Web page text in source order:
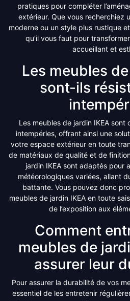
pratiques pour compléter
extérieur. Que vous recherchiez
moderne ou un style plus rustique
qu’il vous faut pour
accueillant et
Les meubles
sont-ils
Les meubles de jardin IKEA sont
intempéries, offrant ainsi une
votre espace extérieur en toute
de matériaux de qualité et de
jardin IKEA sont adaptés pour
météorologiques variées, allant
battante. Vous pouvez donc
meubles de jardin IKEA en toute
de l’exposition aux
Comment
meubles de
assurer leur
Pour assurer la durabilité de vos
essentiel de les entretenir